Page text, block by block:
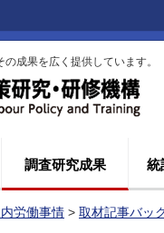
成果を広く提供しています。
調査研究成果 統
内労働事情 > 取材記事バッ